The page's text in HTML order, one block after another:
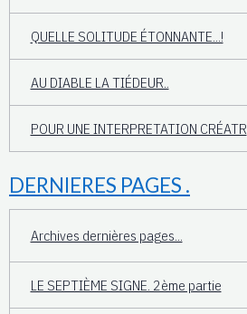
QUELLE SOLITUDE ÉTONNANTE...!
AU DIABLE LA TIÉDEUR..
POUR UNE INTERPRETATION CRÉATR
DERNIERES PAGES .
Archives dernières pages...
LE SEPTIÈME SIGNE. 2ème partie